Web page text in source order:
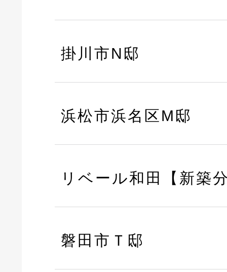
掛川市N邸
浜松市浜名区M邸
リベール和田【新築
磐田市Ｔ邸